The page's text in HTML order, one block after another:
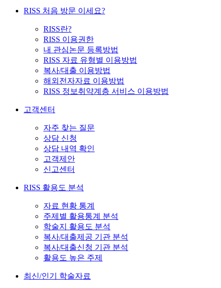
RISS 처음 방문 이세요?
RISS란?
RISS 이용권한
내 관심논문 등록방법
RISS 자료 유형별 이용방법
복사/대출 이용방법
해외전자자료 이용방법
RISS 정보취약계층 서비스 이용방법
고객센터
자주 찾는 질문
상담 신청
상담 내역 확인
고객제안
신고센터
RISS 활용도 분석
자료 현황 통계
주제별 활용통계 분석
학술지 활용도 분석
복사/대출제공 기관 분석
복사/대출신청 기관 분석
활용도 높은 주제
최신/인기 학술자료